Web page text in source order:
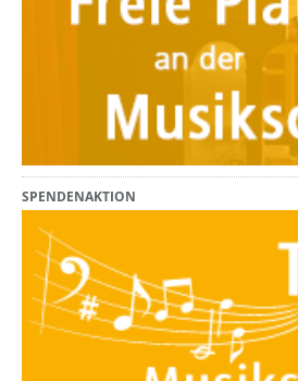
SPENDENAKTION